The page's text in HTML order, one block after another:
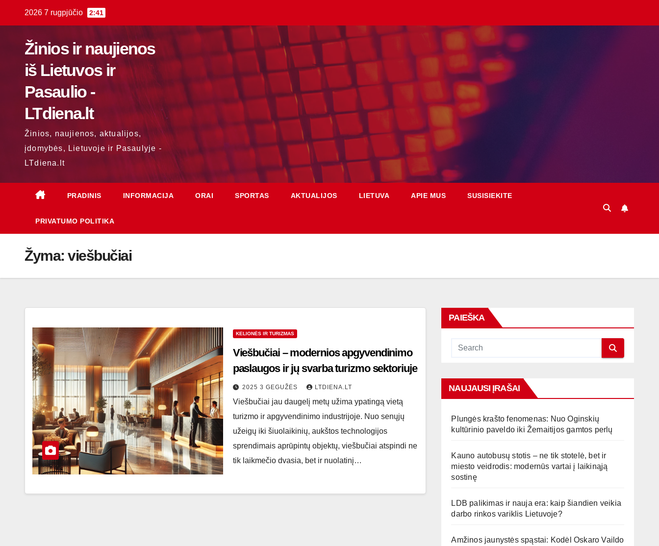
2026 7 rugpjūčio 2:41
Žinios ir naujienos
iš Lietuvos ir
Pasaulio -
LTdiena.lt
Žinios, naujienos, aktualijos,
įdomybės, Lietuvoje ir Pasaulyje -
LTdiena.lt
PRADINIS INFORMACIJA ORAI SPORTAS AKTUALIJOS LIETUVA APIE MUS SUSISIEKITE
PRIVATUMO POLITIKA
Žyma: viešbučiai
KELIONĖS IR TURIZMAS
Viešbučiai – modernios apgyvendinimo
paslaugos ir jų svarba turizmo sektoriuje
2025 3 GEGUŽĖS LTDIENA.LT
Viešbučiai jau daugelį metų užima ypatingą vietą
turizmo ir apgyvendinimo industrijoje. Nuo senųjų
užeigų iki šiuolaikinių, aukštos technologijos
sprendimais aprūpintų objektų, viešbučiai atspindi ne
tik laikmečio dvasia, bet ir nuolatinį…
PAIEŠKA
NAUJAUSI ĮRAŠAI
Plungės krašto fenomenas: Nuo Oginskių
kultūrinio paveldo iki Žemaitijos gamtos perlų
Kauno autobusų stotis – ne tik stotelė, bet ir
miesto veidrodis: modernūs vartai į laikinąją
sostinę
LDB palikimas ir nauja era: kaip šiandien veikia
darbo rinkos variklis Lietuvoje?
Amžinos jaunystės spąstai: Kodėl Oskaro Vaildo